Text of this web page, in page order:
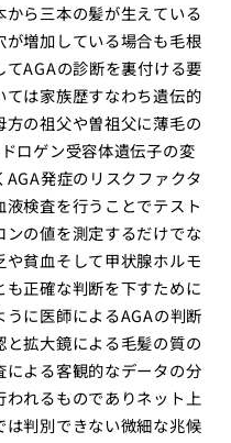
ら三本の髪が生えている
増加している場合も毛根
AGAの診断を裏付ける要
は家族歴すなわち遺伝的
の祖父や曽祖父に薄毛の
ロゲン受容体遺伝子の変
発症のリスクファクタ
検査を行うことでテスト
の値を測定するだけでな
貧血そして甲状腺ホルモ
正確な判断を下すために
に医師によるAGAの判断
拡大鏡による毛髪の質の
よる客観的なデータの分
れるものでありネット上
判別できない微細な兆候